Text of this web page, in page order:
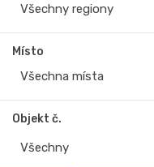
Všechny regiony
Místo
Všechna místa
Objekt č.